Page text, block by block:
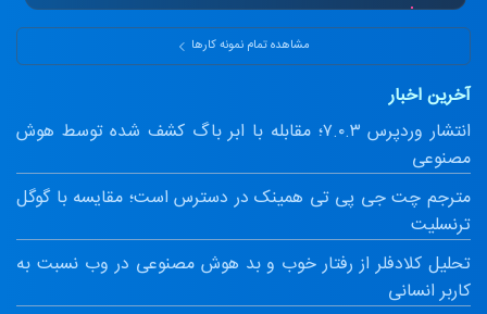
ماشین‌حساب پیشرفته سود مرکب و طلا.
مشاهده تمام نمونه کارها
آخرین اخبار
انتشار وردپرس ۷.۰.۳؛ مقابله با ابر باگ کشف شده توسط هوش
مصنوعی
مترجم چت جی پی تی همینک در دسترس است؛ مقایسه با گوگل
ترنسلیت
تحلیل کلادفلر از رفتار خوب و بد هوش مصنوعی در وب نسبت به
کاربر انسانی